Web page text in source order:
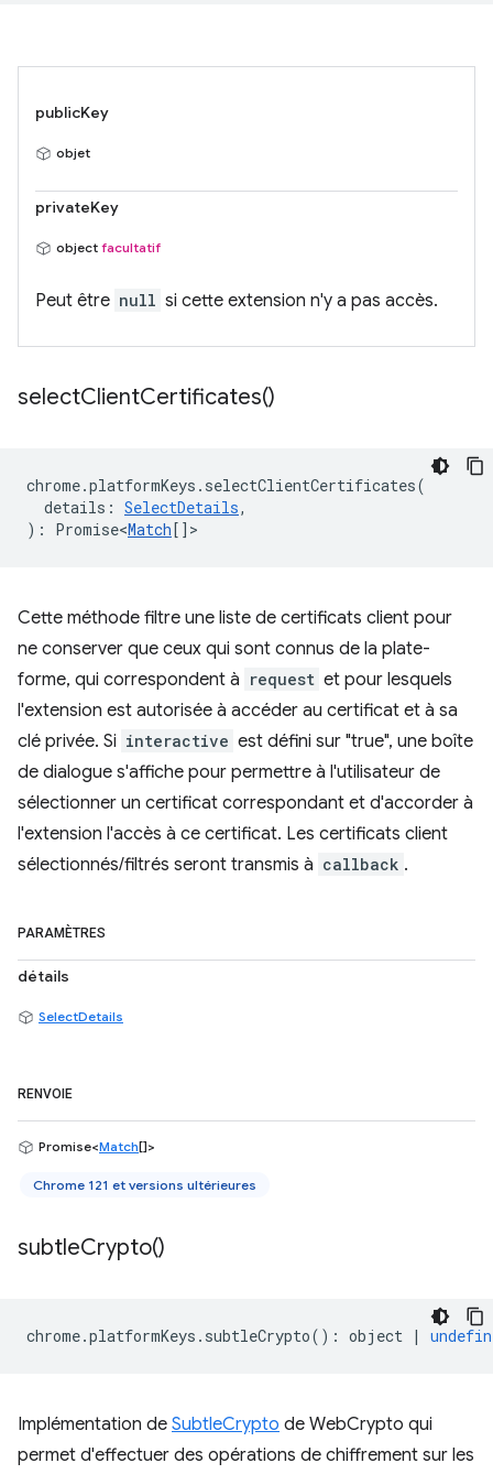
publicKey
objet
privateKey
object facultatif
Peut être null si cette extension n'y a pas accès.
selectClientCertificates()
chrome.platformKeys . selectClientCertificates(
details : SelectDetails,
) : Promise<Match[] >
Cette méthode filtre une liste de certificats client pour
ne conserver que ceux qui sont connus de la plate-
forme, qui correspondent à request et pour lesquels
l'extension est autorisée à accéder au certificat et à sa
clé privée. Si interactive est défini sur "true", une boîte
de dialogue s'affiche pour permettre à l'utilisateur de
sélectionner un certificat correspondant et d'accorder à
l'extension l'accès à ce certificat. Les certificats client
sélectionnés/filtrés seront transmis à callback .
PARAMÈTRES
détails
SelectDetails
RENVOIE
Promise<Match[]>
Chrome 121 et versions ultérieures
subtleCrypto()
chrome.platformKeys . subtleCrypto() : object |
Implémentation de SubtleCrypto de WebCrypto qui
permet d'effectuer des opérations de chiffrement sur les